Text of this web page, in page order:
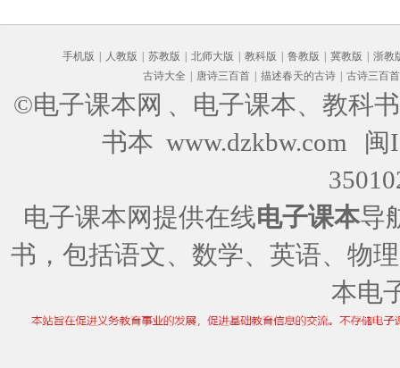
手机版 人教版 苏教版 北师大版 教科版 鲁教版 冀教版
浙教
古诗大全
唐诗三百首 描述春天的古诗 古诗三百首
©电子课本网 、电子课本、教科
书本 www.dzkbw.com
闽
电子课本网提供在线电子课本导
书，包括语文、数学、英语、物
本电